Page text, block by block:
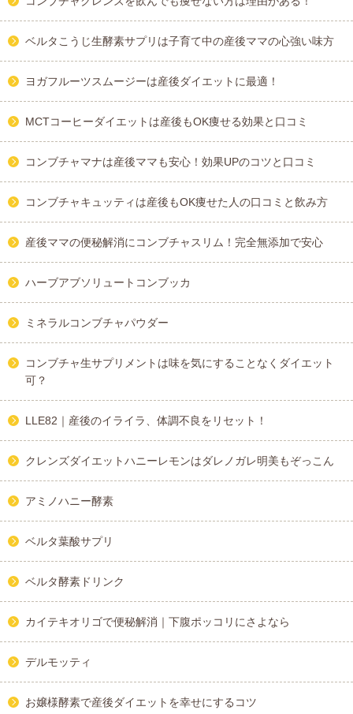
ベルタこうじ生酵素サプリは子育て中の産後ママの心強い味方
ヨガフルーツスムージーは産後ダイエットに最適！
MCTコーヒーダイエットは産後もOK痩せる効果と口コミ
コンブチャマナは産後ママも安心！効果UPのコツと口コミ
コンブチャキュッティは産後もOK痩せた人の口コミと飲み方
産後ママの便秘解消にコンブチャスリム！完全無添加で安心
ハーブアブソリュートコンブッカ
ミネラルコンブチャパウダー
コンブチャ生サプリメントは味を気にすることなくダイエット
可？
LLE82｜産後のイライラ、体調不良をリセット！
クレンズダイエットハニーレモンはダレノガレ明美もぞっこん
アミノハニー酵素
ベルタ葉酸サプリ
ベルタ酵素ドリンク
カイテキオリゴで便秘解消｜下腹ポッコリにさよなら
デルモッティ
お嬢様酵素で産後ダイエットを幸せにするコツ